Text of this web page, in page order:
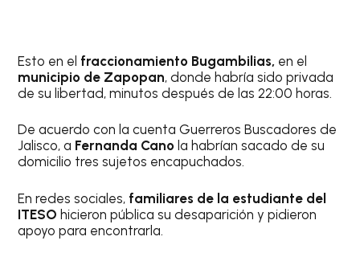
Esto en el fraccionamiento Bugambilias, en el
municipio de Zapopan, donde habría sido privada
de su libertad, minutos después de las 22:00 horas.
De acuerdo con la cuenta Guerreros Buscadores de
Jalisco, a Fernanda Cano la habrían sacado de su
domicilio tres sujetos encapuchados.
En redes sociales, familiares de la estudiante del
ITESO hicieron pública su desaparición y pidieron
apoyo para encontrarla.